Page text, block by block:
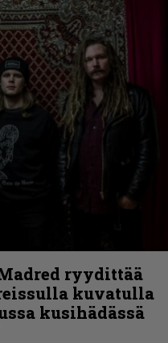
ryydittää
kuvatulla
kusihädässä